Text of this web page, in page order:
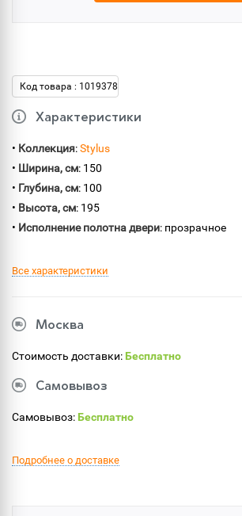
Код товара : 1019378
Характеристики
• Коллекция:Stylus
• Ширина, см: 150
• Глубина, см: 100
• Высота, см: 195
• Исполнение полотна двери: прозрачное
Все характеристики
Москва
Стоимость доставки:Бесплатно
Самовывоз
Самовывоз:Бесплатно
Подробнее о доставке